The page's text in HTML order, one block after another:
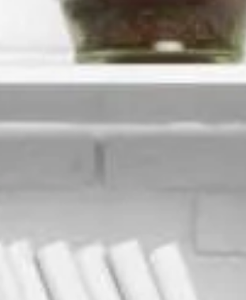
budynkach użyteczności
usługowych. Aby spełniać
funkcję, oświetlenie […]